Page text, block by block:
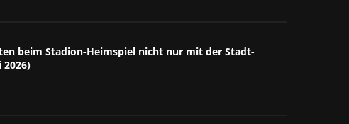
beim Stadion-Heimspiel nicht nur mit der Stadt-
2026)